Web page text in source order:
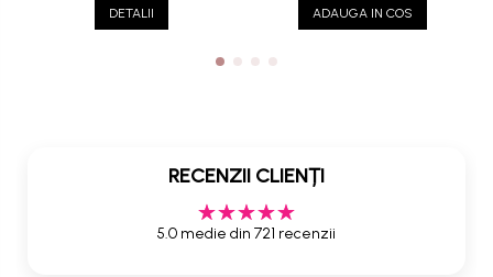
DETALII ADAUGA IN COS
RECENZII CLIENȚI
5.0 medie din 721 recenzii